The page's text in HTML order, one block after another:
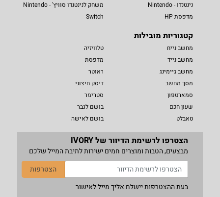
נינטנדו - Nintendo
מדפסת HP
משחק לנינטנדו סוויץ' - Nintendo
Switch
קטגוריות מובילות
מחשב נייח
מחשב נייד
מחשב גיימינג
מסך מחשב
סמארטפון
שעון חכם
טאבלט
טלוויזיה
מדפסת
ראוטר
דיסק חיצוני
סטרימר
בושם לגבר
בושם לאישה
הצטרפו לרשימת הדיוור של IVORY
מבצעים, הטבות ומוצרים חמים ישירות לתיבת המייל שלכם
הצטרפות
בעת ההצטרפות יישלח אליך מייל לאישור